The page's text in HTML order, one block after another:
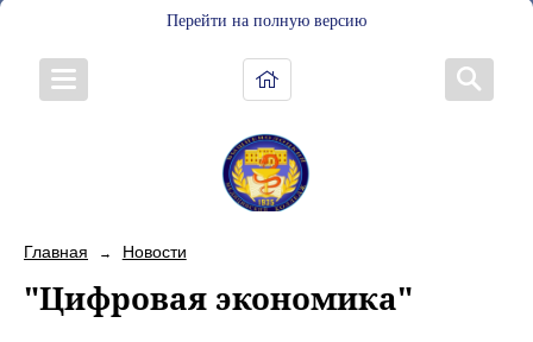
Перейти на полную версию
Главная → Новости
"Цифровая экономика"